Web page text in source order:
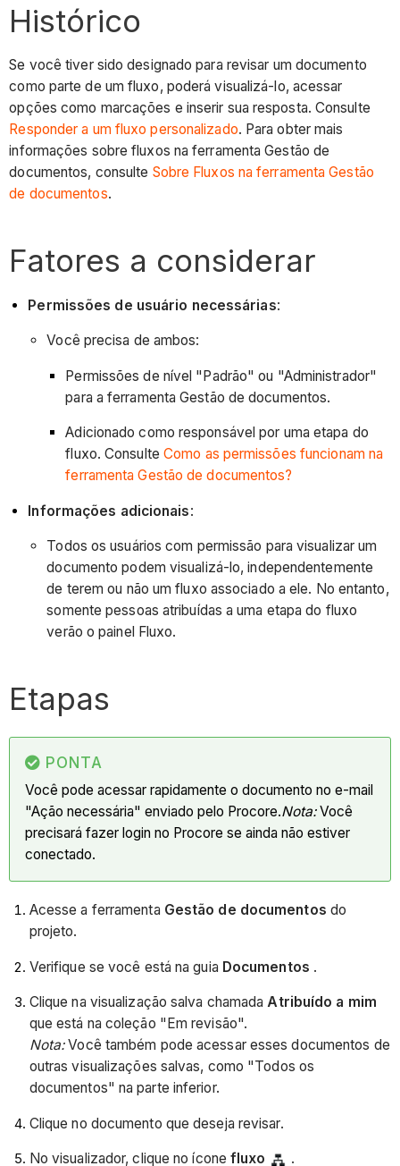
Histórico
Se você tiver sido designado para revisar um documento
como parte de um fluxo, poderá visualizá-lo, acessar
opções como marcações e inserir sua resposta. Consulte
Responder a um fluxo personalizado. Para obter mais
informações sobre fluxos na ferramenta Gestão de
documentos, consulte Sobre Fluxos na ferramenta Gestão
de documentos.
Fatores a considerar
Permissões de usuário necessárias:
Você precisa de ambos:
Permissões de nível "Padrão" ou "Administrador"
para a ferramenta Gestão de documentos.
Adicionado como responsável por uma etapa do
fluxo. Consulte Como as permissões funcionam na
ferramenta Gestão de documentos?
Informações adicionais:
Todos os usuários com permissão para visualizar um
documento podem visualizá-lo, independentemente
de terem ou não um fluxo associado a ele. No entanto,
somente pessoas atribuídas a uma etapa do fluxo
verão o painel Fluxo.
Etapas
PONTA
Você pode acessar rapidamente o documento no e-mail
"Ação necessária" enviado pelo Procore.Nota:Você
precisará fazer login no Procore se ainda não estiver
conectado.
Acesse a ferramenta Gestão de documentos do
projeto.
Verifique se você está na guia Documentos .
Clique na visualização salva chamadaAtribuído a mim
que está na coleção "Em revisão".
Nota:Você também pode acessar esses documentos de
outras visualizações salvas, como "Todos os
documentos" na parte inferior.
Clique no documento que deseja revisar.
No visualizador, clique no íconefluxo .